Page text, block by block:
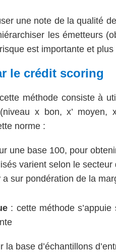
une note de la qualité
les émetteurs
est importante et plus
le crédit scoring
méthode consiste à
x bon, x’ moyen,
norme :
une base 100, pour
varient selon le secteur
sur pondération de la
: cette méthode
base d’échantillons